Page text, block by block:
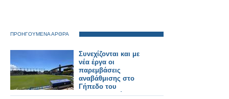
ΠΡΟΗΓΟΥΜΕΝΑ ΑΡΘΡΑ
Συνεχίζονται και με
νέα έργα οι
παρεμβάσεις
αναβάθμισης στο
Γήπεδο του
Παναιτωλικού.